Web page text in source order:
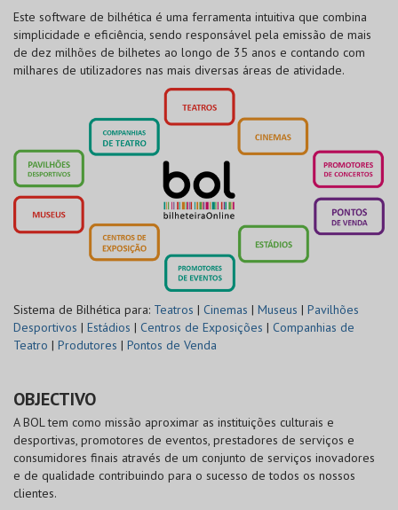
Este software de bilhética é uma ferramenta intuitiva que combina
simplicidade e eficiência, sendo responsável pela emissão de mais
de dez milhões de bilhetes ao longo de 35 anos e contando com
milhares de utilizadores nas mais diversas áreas de atividade.
Sistema de Bilhética para: Teatros | Cinemas | Museus | Pavilhões
Desportivos | Estádios | Centros de Exposições | Companhias de
Teatro | Produtores | Pontos de Venda
OBJECTIVO
A BOL tem como missão aproximar as instituições culturais e
desportivas, promotores de eventos, prestadores de serviços e
consumidores finais através de um conjunto de serviços inovadores
e de qualidade contribuindo para o sucesso de todos os nossos
clientes.